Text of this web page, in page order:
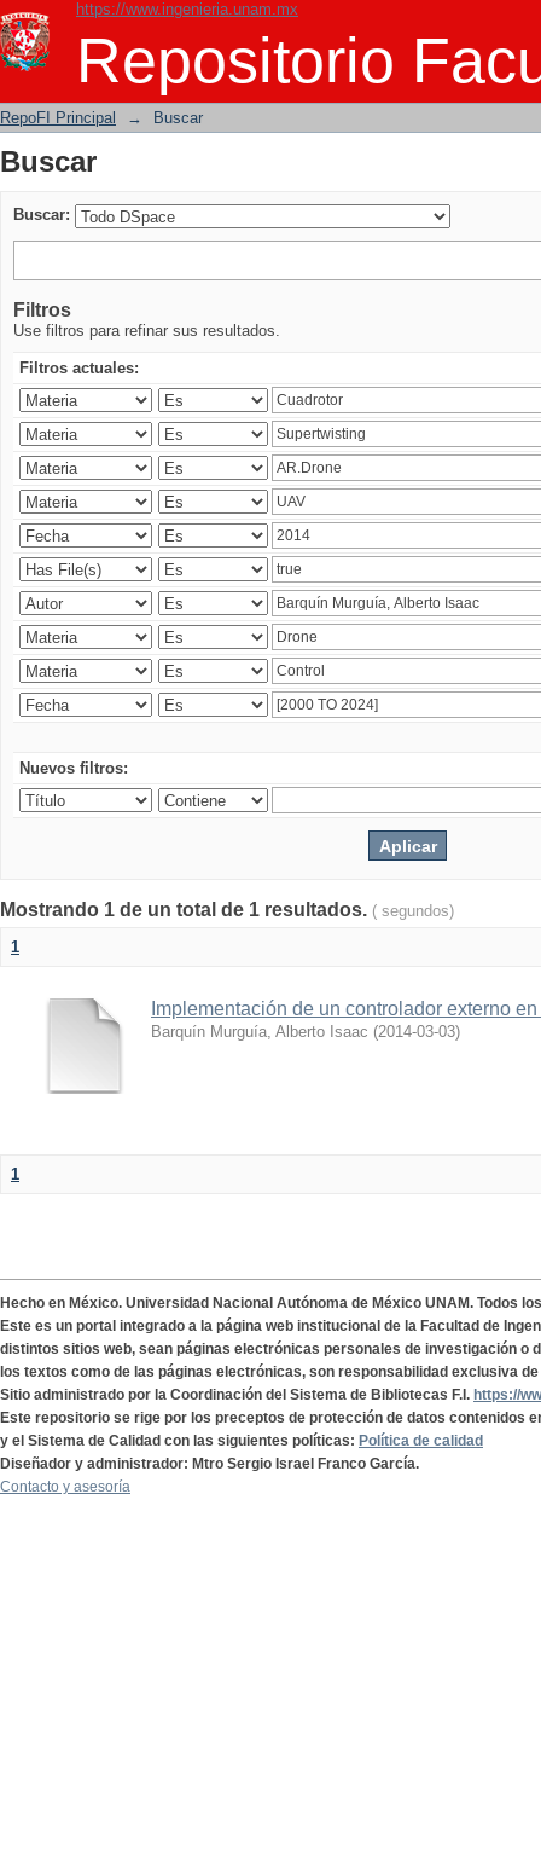
https://www.ingenieria.unam.mx
Repositorio
Buscar
RepoFI Principal → Buscar
Buscar
Buscar:
Filtros
Use filtros para refinar sus resultados.
Filtros actuales:
Nuevos filtros:
Mostrando 1 de un total de 1 resultados. ( segundos)
1
Implementación de un controlador externo
Barquín Murguía, Alberto Isaac (2014-03-03)
1
Hecho en México. Universidad Nacional Autónoma de México UNAM. Todos
Este es un portal integrado a la página web institucional de la Facultad de
distintos sitios web, sean páginas electrónicas personales de investigación o
los textos como de las páginas electrónicas, son responsabilidad exclusiva
Sitio administrado por la Coordinación del Sistema de Bibliotecas F.I. https://
Este repositorio se rige por los preceptos de protección de datos contenidos
y el Sistema de Calidad con las siguientes políticas: Política de calidad
Diseñador y administrador: Mtro Sergio Israel Franco García.
Contacto y asesoría